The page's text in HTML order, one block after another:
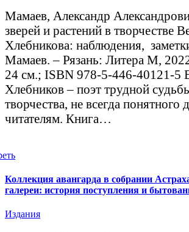
Мамаев, Александр
зверей и растений в творчестве
Хлебникова: наблюдения,
Мамаев. – Рязань: Литера М,
24 см.; ISBN 978-5-446-40121-5
Хлебников – поэт трудной
творчества, не всегда
читателям. Книга…
Коллекция авангарда в собрании
галереи: история поступления и
Издания